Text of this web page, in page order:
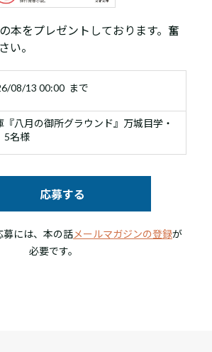
本をプレゼントしております。奮
い。
08/13 00:00 まで
『八月の御所グラウンド』万城目学・
名様
応募する
には、本の話メールマガジンの登録が
必要です。